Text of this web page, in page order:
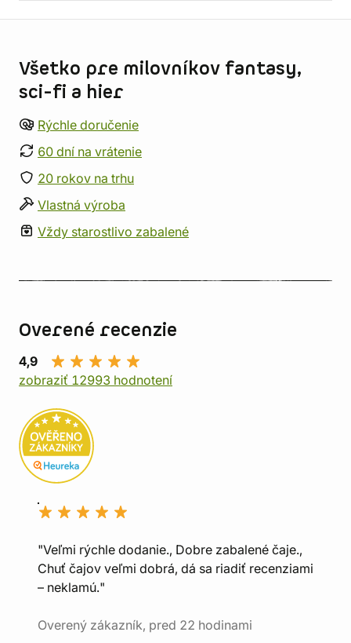
Všetko pre milovníkov fantasy,
sci-fi a hier
Rýchle doručenie
60 dní na vrátenie
20 rokov na trhu
Vlastná výroba
Vždy starostlivo zabalené
Overené recenzie
4,9
zobraziť 12993 hodnotení
"Veľmi rýchle dodanie., Dobre zabalené čaje.,
Chuť čajov veľmi dobrá, dá sa riadiť recenziami
– neklamú."
Overený zákazník, pred 22 hodinami